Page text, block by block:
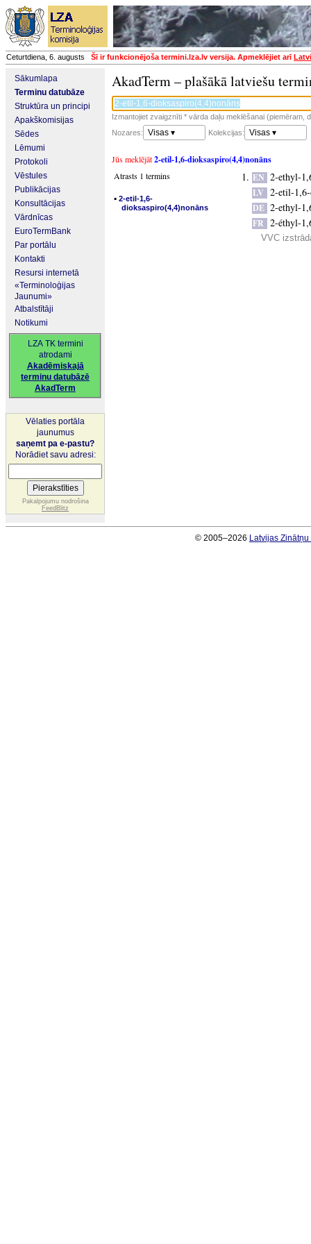
Ceturtdiena, 6. augusts Šī ir funkcionējoša termini.lza.lv versija. Apmeklējiet arī
Sākumlapa
Terminu datubāze
Struktūra un principi
Apakškomisijas
Sēdes
Lēmumi
Protokoli
Vēstules
Publikācijas
Konsultācijas
Vārdnīcas
EuroTermBank
Par portālu
Kontakti
Resursi internetā
«Terminoloģijas
Jaunumi»
Atbalstītāji
Notikumi
LZA TK termini
atrodami
Akadēmiskajā
terminu datubāzē
AkadTerm
Vēlaties portāla
jaunumus
saņemt pa e-pastu?
Norādiet savu adresi:
Pakalpojumu nodrošina
FeedBlitz
AkadTerm – plašākā latviešu
Izmantojiet zvaigznīti * vārda daļu meklēšanai (piemēram,
Nozares:
Visas ▾ Kolekcijas: Visas ▾
Jūs meklējāt2-etil-1,6-dioksaspiro(4,4)nonāns
Atrasts 1 termins
▪ 2-etil-1,6-
dioksaspiro(4,4)nonāns
EN 2-ethyl-
LV 2-etil-
DE 2-ethyl-
FR 2-éthyl-
VVC
© 2005–2026 Latvijas